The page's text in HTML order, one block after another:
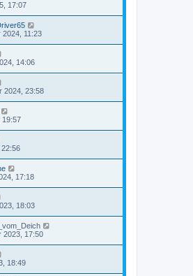
17:07
2024, 11:23
14:06
2024, 23:58
19:57
17:18
18:03
2023, 17:50
18:49